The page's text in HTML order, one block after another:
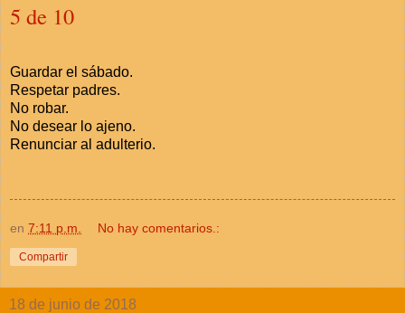
5 de 10
Guardar el sábado.
Respetar padres.
No robar.
No desear lo ajeno.
Renunciar al adulterio.
en 7:11 p.m. No hay comentarios.:
Compartir
18 de junio de 2018